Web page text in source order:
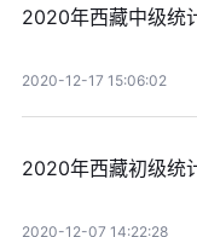
2020年西藏中级统
2020-12-17 15:06:02
2020年西藏初级统
2020-12-07 14:22:28